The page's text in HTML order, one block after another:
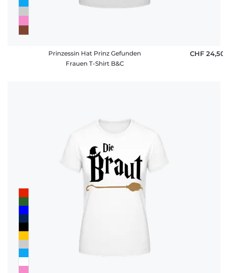
Prinzessin Hat Prinz Gefunden
Frauen T-Shirt B&C
CHF 24,50